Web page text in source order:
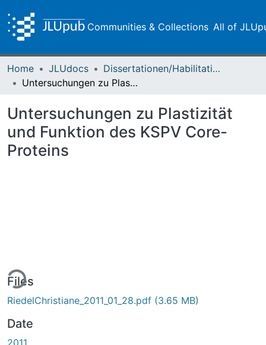
Communities & Collections All of
Home JLUdocs
Dissertationen/Habilitationen
Untersuchungen zu Plastizität und Funktion des KSPV Core-Proteins
Untersuchungen zu Plastizität
und Funktion des KSPV Core-
Proteins
Files
RiedelChristiane_2011_01_28.pdf (3.65 MB)
Date
2011